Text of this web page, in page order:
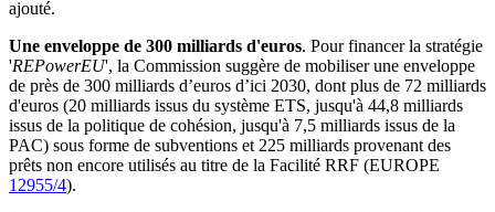
ajouté.
Une enveloppe de 300 milliards d'euros. Pour financer la stratégie
'REPowerEU', la Commission suggère de mobiliser une enveloppe
de près de 300 milliards d’euros d’ici 2030, dont plus de 72 milliards
d'euros (20 milliards issus du système ETS, jusqu'à 44,8 milliards
issus de la politique de cohésion, jusqu'à 7,5 milliards issus de la
PAC) sous forme de subventions et 225 milliards provenant des
prêts non encore utilisés au titre de la Facilité RRF (EUROPE
12955/4).